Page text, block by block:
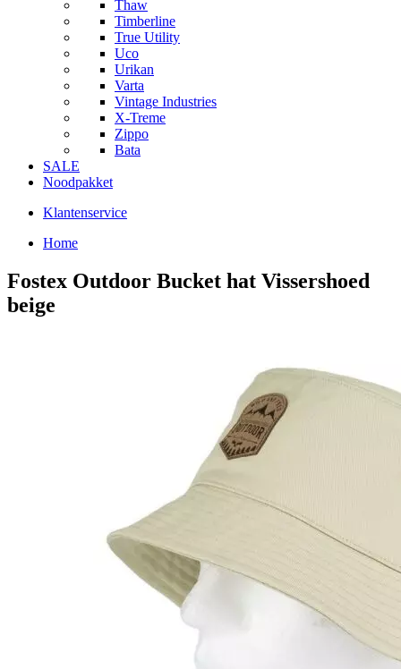
Thaw
Timberline
True Utility
Uco
Urikan
Varta
Vintage Industries
X-Treme
Zippo
Bata
SALE
Noodpakket
Klantenservice
Home
Fostex Outdoor Bucket hat Vissershoed
beige